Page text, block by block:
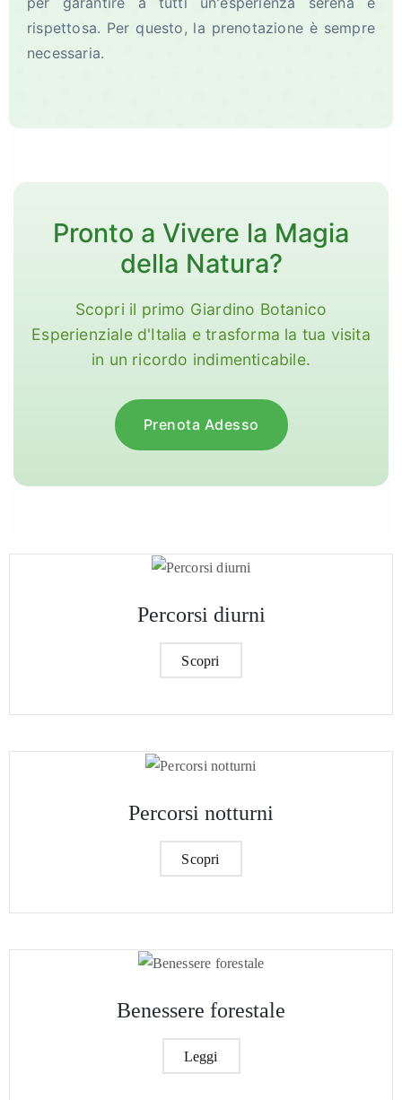
rispettosa. Per questo, la prenotazione è sempre
necessaria.
Pronto a Vivere la Magia
della Natura?
Scopri il primo Giardino Botanico
Esperienziale d'Italia e trasforma la tua visita
in un ricordo indimenticabile.
Prenota Adesso
Percorsi diurni
Scopri
Percorsi notturni
Scopri
Benessere forestale
Leggi